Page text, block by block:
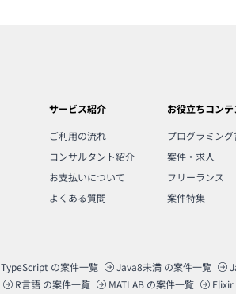
サービス紹介
ご利用の流れ
コンサルタント紹介
お支払いについて
よくある質問
お役立ちコンテ
プログラミン
案件・求人
フリーランス
案件特集
TypeScript の案件一覧 Java8未満 の案件一覧
R言語 の案件一覧 MATLAB の案件一覧 Elixir